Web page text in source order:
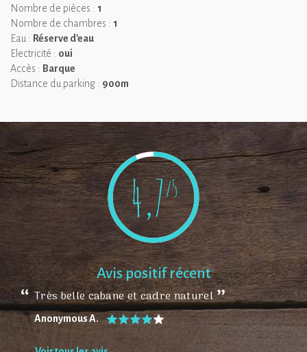
Nombre de pièces : 1
Nombre de chambres : 1
Eau : Réserve d'eau
Electricité : oui
Accès : Barque
Distance du parking : 900m
4,7/5
Avis positif récent
Très belle cabane et cadre naturel
Anonymous A.